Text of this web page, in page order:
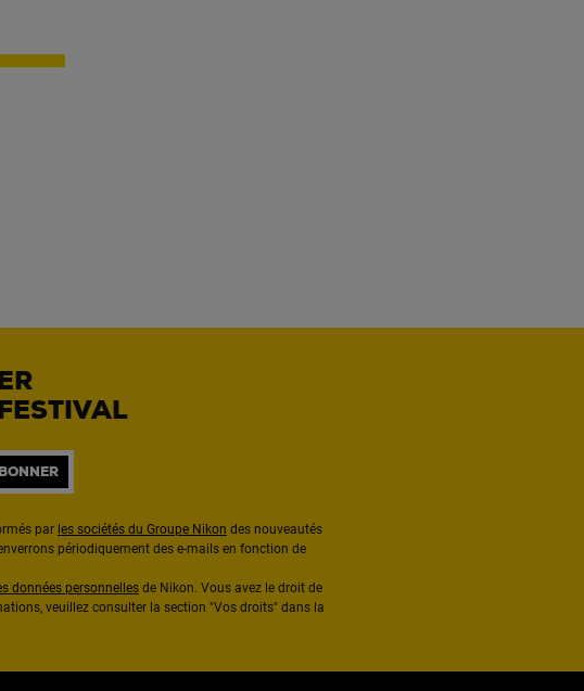
par les sociétés du Groupe Nikon des nouveautés
périodiquement des e-mails en fonction de
données personnelles de Nikon. Vous avez le droit de
veuillez consulter la section "Vos droits" dans la